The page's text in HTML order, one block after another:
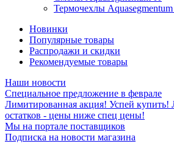
Термочехлы Aquasegmentum
Новинки
Популярные товары
Распродажи и скидки
Рекомендуемые товары
Наши новости
Специальное предложение в феврале
Лимитированная акция! Успей купить!
остатков - цены ниже спец цены!
Мы на портале поставщиков
Подписка на новости магазина